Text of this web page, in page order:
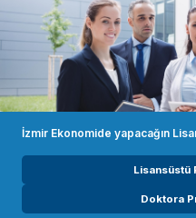
İzmir Ekonomide yapacağın
Lisansüstü
Doktora